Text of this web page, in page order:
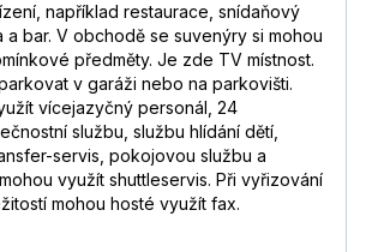
například restaurace, snídaňový
a bar. V obchodě se suvenýry si mohou
předměty. Je zde TV místnost.
v garáži nebo na parkovišti.
vícejazyčný personál, 24
službu, službu hlídání dětí,
servis, pokojovou službu a
využít shuttleservis. Při vyřizování
mohou hosté využít fax.